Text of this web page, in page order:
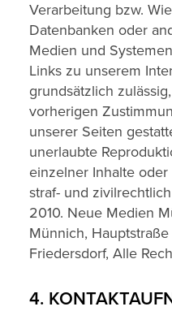
Verarbeitung bzw.
Datenbanken oder
Medien und
Links zu unserem
grundsätzlich
vorherigen
unserer Seiten
unerlaubte
einzelner Inhalte
straf- und
2010. Neue Medien
Münnich,
Friedersdorf, Alle
4.